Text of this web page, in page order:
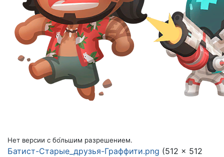
Нет версии с бо́льшим разрешением.
Батист-Старые_друзья-Граффити.png (512 × 512